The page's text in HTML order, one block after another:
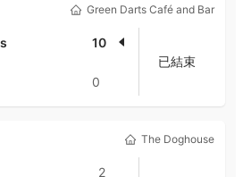
Green Darts Café and Bar
10
0
已結束
The Doghouse
2